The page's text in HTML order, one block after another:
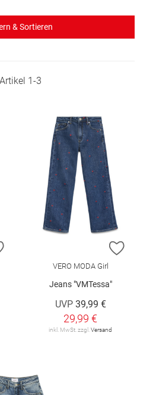
& Sortieren
Artikel 1-3
ZUR WUNSCHLISTE HINZUFÜGEN
ZUR
VERO MODA Girl
Jeans "VMTessa"
UVP 39,99 €
29,99 €
inkl. MwSt. zzgl. Versand